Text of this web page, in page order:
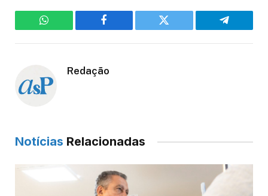
WhatsApp Facebook Twitter Telegram
Redação
Notícias Relacionadas